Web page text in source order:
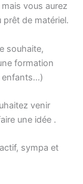
vous aurez
de matériel.
souhaite,
formation
enfants…)
venir
une idée .
sympa et